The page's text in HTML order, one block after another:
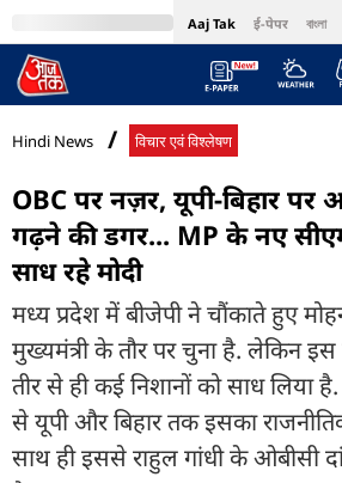
Aaj Tak ई-पेपर বাংলা
MumbaiTak Cosmopolitan
Hindi News विचार एवं विश्लेषण
OBC पर नज़र, यूपी-बिहार पर
गढ़ने की डगर... MP के नए
साध रहे मोदी
मध्य प्रदेश में बीजेपी ने चौंकाते हुए
मुख्यमंत्री के तौर पर चुना है. लेकिन
तीर से ही कई निशानों को साध लिया
से यूपी और बिहार तक इसका
साथ ही इससे राहुल गांधी के ओबीसी